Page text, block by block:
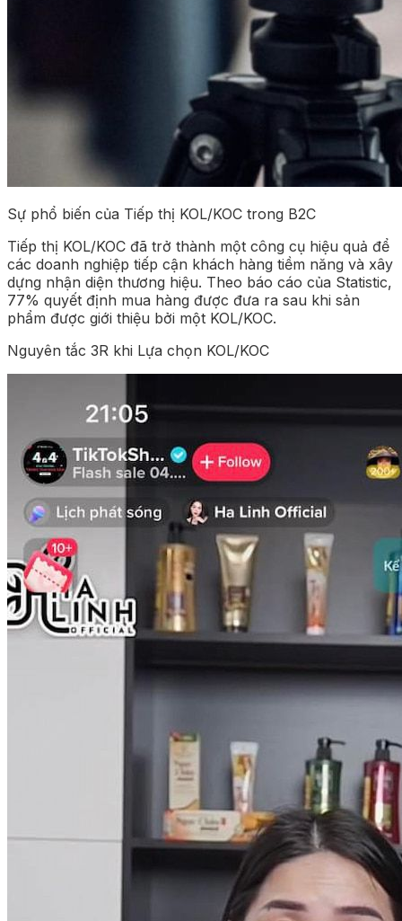
Sự phổ biến của Tiếp thị KOL/KOC trong B2C
Tiếp thị KOL/KOC đã trở thành một công cụ hiệu quả để
các doanh nghiệp tiếp cận khách hàng tiềm năng và xây
dựng nhận diện thương hiệu. Theo báo cáo của Statistic,
77% quyết định mua hàng được đưa ra sau khi sản
phẩm được giới thiệu bởi một KOL/KOC.
Nguyên tắc 3R khi Lựa chọn KOL/KOC